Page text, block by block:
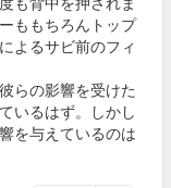
ももちろんトップ
よるサビ前のフィ
らの影響を受けた
いるはず。しかし
を与えているのは